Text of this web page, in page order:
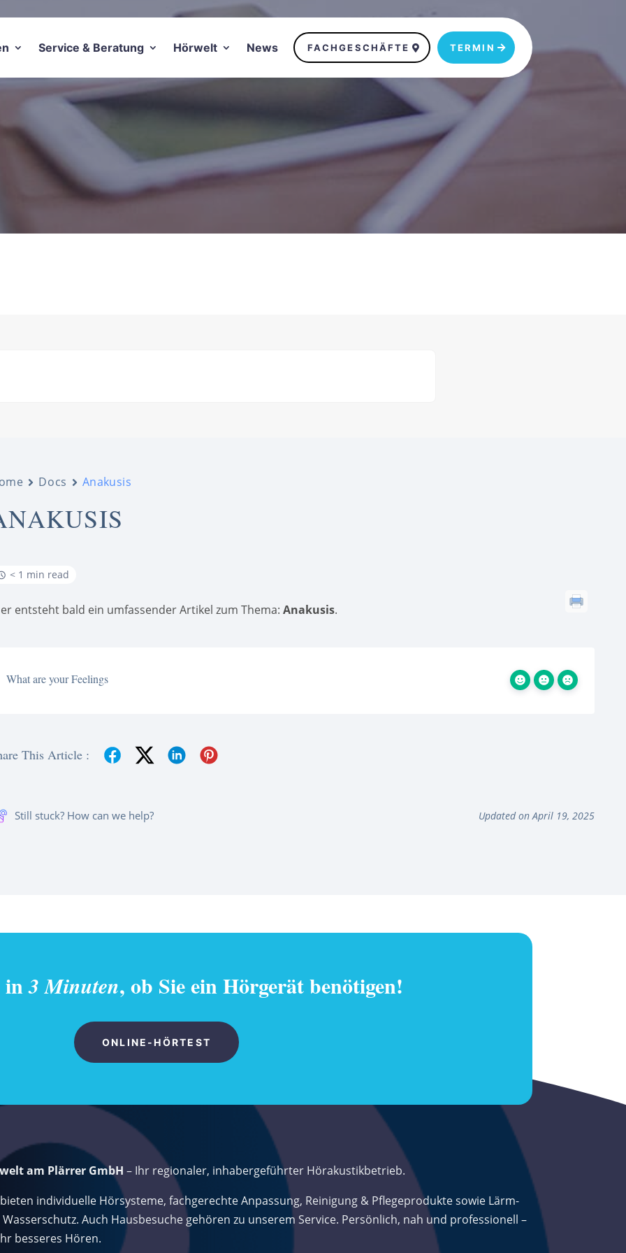
Service & Beratung Hörwelt News FACHGESCHÄFTE TERMIN
Docs Anakusis
< 1 min read
entsteht bald ein umfassender Artikel zum Thema:Anakusis.
What are your Feelings
This Article :
Still stuck? How can we help? Updated on April 19, 2025
in3 Minuten, ob Sie ein Hörgerät benötigen!
ONLINE-HÖRTEST
am Plärrer GmbH – Ihr regionaler, inhabergeführter Hörakustikbetrieb.
individuelle Hörsysteme, fachgerechte Anpassung, Reinigung & Pflegeprodukte sowie Lärm-
Auch Hausbesuche gehören zu unserem Service. Persönlich, nah und professionell –
besseres Hören.